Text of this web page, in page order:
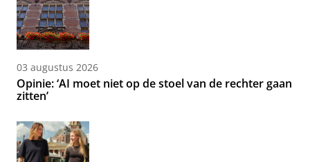
03 augustus 2026
Opinie: ‘AI moet niet op de stoel van de rechter gaan
zitten’